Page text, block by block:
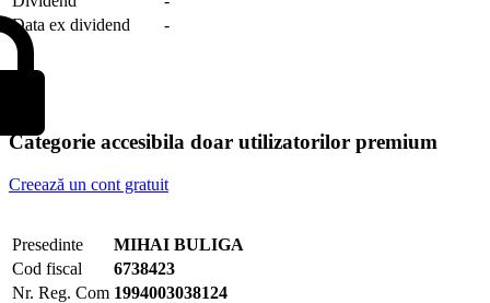
Data ex dividend
-
Categorie accesibila doar utilizatorilor premium
Creează un cont gratuit
Presedinte
MIHAI BULIGA
Cod fiscal
6738423
Nr. Reg. Com 1994003038124